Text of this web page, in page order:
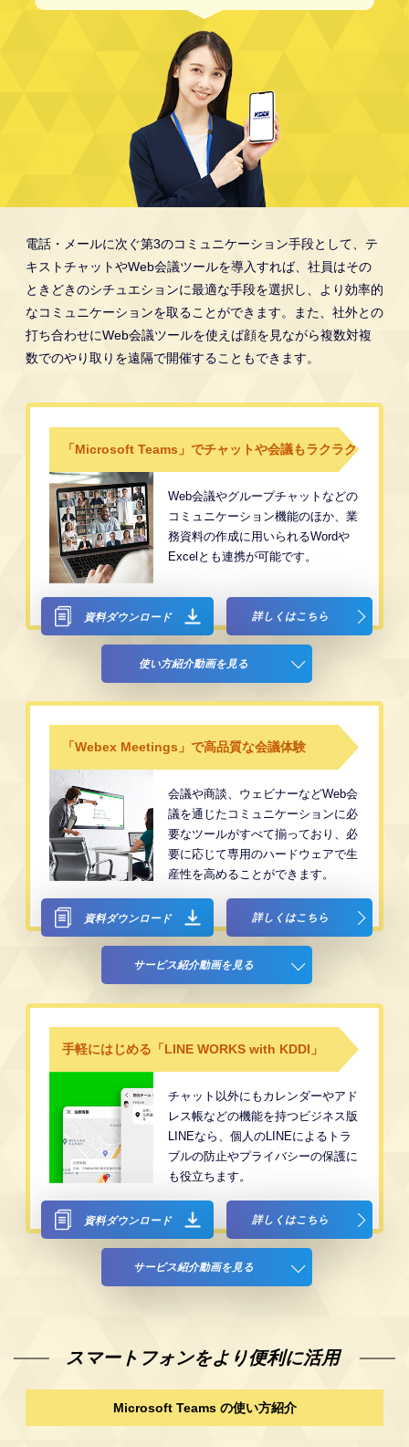
電話・メールに次ぐ第3のコミュニケーション手段として、テ
キストチャットやWeb会議ツールを導入すれば、社員はその
ときどきのシチュエションに最適な手段を選択し、より効率的
なコミュニケーションを取ることができます。また、社外との
打ち合わせにWeb会議ツールを使えば顔を見ながら複数対複
数でのやり取りを遠隔で開催することもできます。
「Microsoft Teams」でチャットや会議もラクラク
Web会議やグループチャットなどの
コミュニケーション機能のほか、業
務資料の作成に用いられるWordや
Excelとも連携が可能です。
資料ダウンロード 詳しくはこちら
使い方紹介動画を見る
「Webex Meetings」で高品質な会議体験
会議や商談、ウェビナーなどWeb会
議を通じたコミュニケーションに必
要なツールがすべて揃っており、必
要に応じて専用のハードウェアで生
産性を高めることができます。
資料ダウンロード 詳しくはこちら
サービス紹介動画を見る
手軽にはじめる「LINE WORKS with KDDI」
チャット以外にもカレンダーやアド
レス帳などの機能を持つビジネス版
LINEなら、個人のLINEによるトラ
ブルの防止やプライバシーの保護に
も役立ちます。
資料ダウンロード 詳しくはこちら
サービス紹介動画を見る
スマートフォンをより便利に活用
Microsoft Teams の使い方紹介